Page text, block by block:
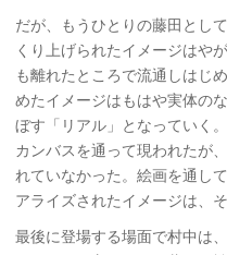
だが、もうひとりの藤田とし
くり上げられたイメージはや
も離れたところで流通しはじ
めたイメージはもはや実体の
ぼす「リアル」となっていく
カンバスを通って現われたが
れていなかった。絵画を通し
アライズされたイメージは、
最後に登場する場面で村中は